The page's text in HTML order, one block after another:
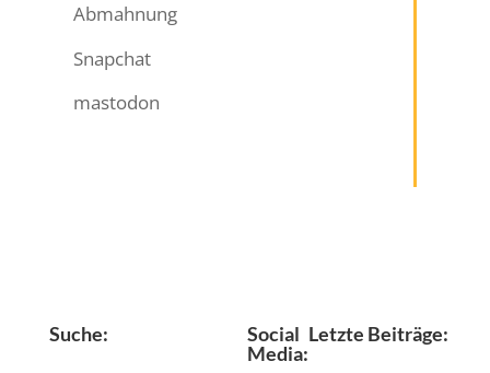
Abmahnung
Snapchat
mastodon
Suche:
Social
Media:
Letzte Beiträge: